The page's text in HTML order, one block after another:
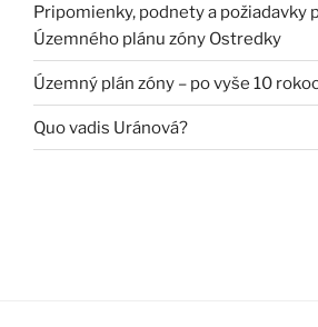
Pripomienky, podnety a požiadavky
Územného plánu zóny Ostredky
Územný plán zóny – po vyše 10
Quo vadis Uránová?